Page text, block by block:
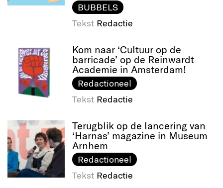
BUBBELS
Tekst Redactie
Kom naar ‘Cultuur op de
barricade’ op de Reinwardt
Academie in Amsterdam!
Redactioneel
Tekst Redactie
Terugblik op de lancering van
‘Harnas’ magazine in Museum
Arnhem
Redactioneel
Tekst Redactie